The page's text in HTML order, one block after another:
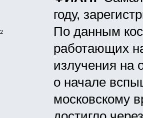
году,
По данным
работающих
излучения на
о начале
московскому